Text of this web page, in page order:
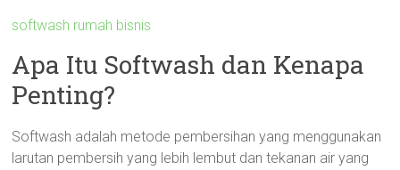
softwash rumah bisnis
Apa Itu Softwash dan Kenapa
Penting?
Softwash adalah metode pembersihan yang menggunakan
larutan pembersih yang lebih lembut dan tekanan air yang